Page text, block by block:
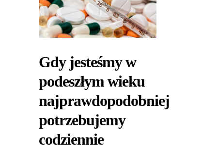
Gdy jesteśmy w
podeszłym wieku
najprawdopodobniej
potrzebujemy
codziennie